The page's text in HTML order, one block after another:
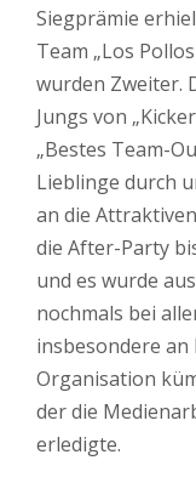
Siegprämie
Team „Los
wurden Zweiter.
Jungs von
„Bestes Team-
Lieblinge durch
an die
die After-Party
und es wurde
nochmals bei
insbesondere an
Organisation
der die
erledigte.